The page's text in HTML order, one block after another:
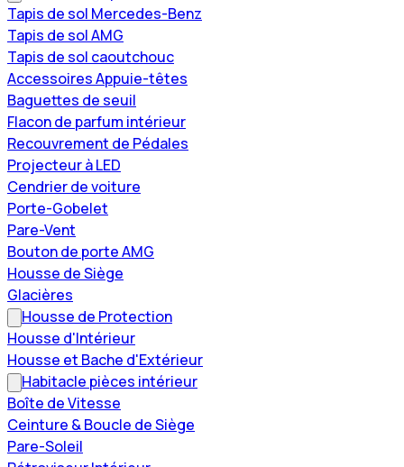
Tapis de sol Mercedes-Benz
Tapis de sol AMG
Tapis de sol caoutchouc
Accessoires Appuie-têtes
Baguettes de seuil
Flacon de parfum intérieur
Recouvrement de Pédales
Projecteur à LED
Cendrier de voiture
Porte-Gobelet
Pare-Vent
Bouton de porte AMG
Housse de Siège
Glacières
Housse de Protection
Housse d'Intérieur
Housse et Bache d'Extérieur
Habitacle pièces intérieur
Boîte de Vitesse
Ceinture & Boucle de Siège
Pare-Soleil